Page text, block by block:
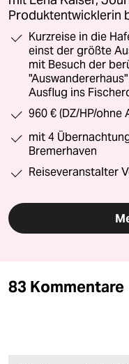
Produktentwicklerin
Kurzreise in die
einst der größte
mit Besuch der
Ausflug ins
960 € (DZ/HP/ohne
mit 4
Bremerhaven
Reiseveranstalter
83 Kommentare